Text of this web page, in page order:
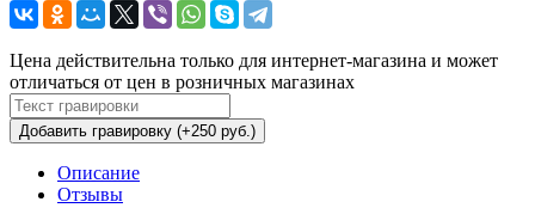
Цена действительна только для интернет-магазина и может
отличаться от цен в розничных магазинах
Добавить гравировку (+250 руб.)
Описание
Отзывы